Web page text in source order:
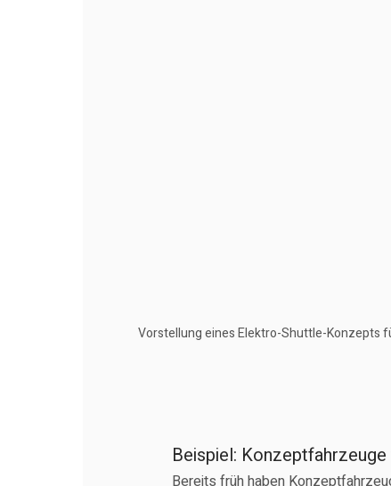
Vorstellung eines Elektro-Shuttle-Konzepts
Beispiel: